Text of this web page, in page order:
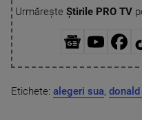
Urmărește Știrile PRO TV
Etichete: alegeri sua,